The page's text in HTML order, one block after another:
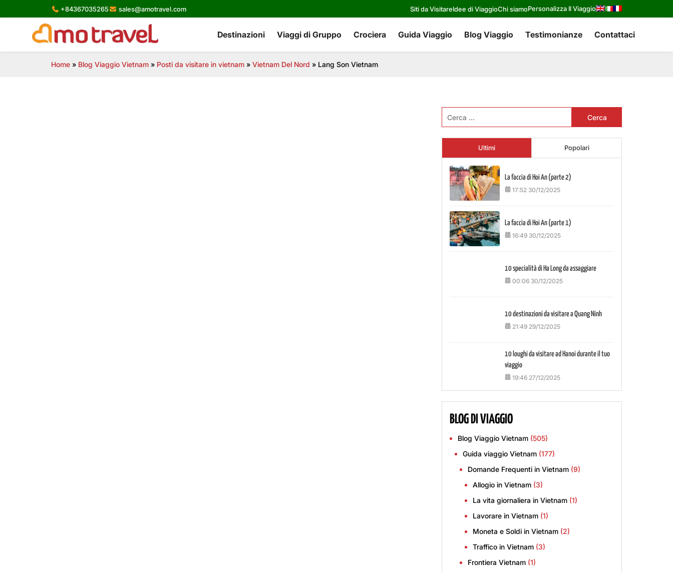
+84367035265 sales@amotravel.com Siti da VisitareIdee di ViaggioChi siamoPersonalizza Il Viaggio
Destinazioni Viaggi di Gruppo Crociera Guida Viaggio Blog Viaggio Testimonianze Contattaci
Home » Blog Viaggio Vietnam » Posti da visitare in vietnam » Vietnam Del Nord » Lang Son Vietnam
per:
Ultimi Popolari
La faccia di Hoi An (parte 2)
17:52 30/12/2025
La faccia di Hoi An (parte 1)
16:49 30/12/2025
10 specialità di Ha Long da assaggiare
00:06 30/12/2025
10 destinazioni da visitare a Quang Ninh
21:49 29/12/2025
10 loughi da visitare ad Hanoi durante il tuo
viaggio
19:46 27/12/2025
BLOG DI VIAGGIO
Blog Viaggio Vietnam (505)
Guida viaggio Vietnam (177)
Domande Frequenti in Vietnam (9)
Allogio in Vietnam (3)
La vita giornaliera in Vietnam (1)
Lavorare in Vietnam (1)
Moneta e Soldi in Vietnam (2)
Traffico in Vietnam (3)
Frontiera Vietnam (1)